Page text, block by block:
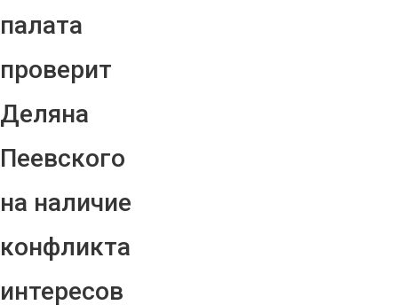
палата
проверит
Деляна
Пеевского
на наличие
конфликта
интересов